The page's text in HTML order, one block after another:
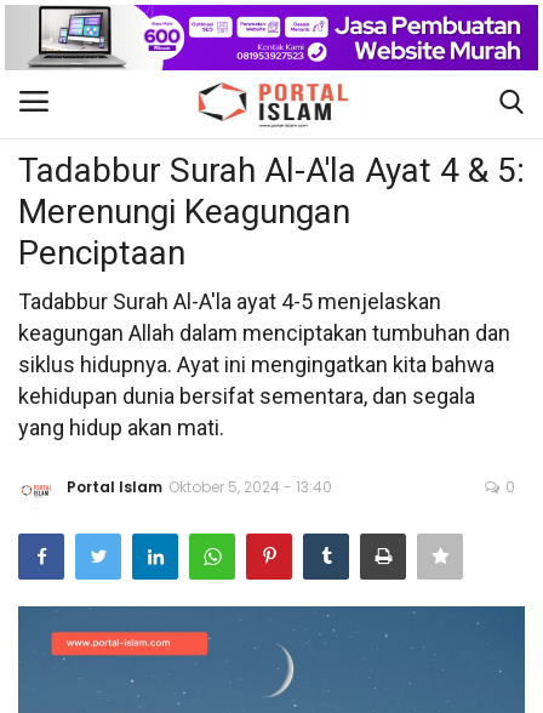
Gabung Daftar
Beranda
Berita Islam
Nasional
Bisnis
Internasional
Tadabbur Surah Al-A'la Ayat 4 & 5:
Merenungi Keagungan
Penciptaan
Tadabbur Surah Al-A'la ayat 4-5 menjelaskan
keagungan Allah dalam menciptakan tumbuhan dan
siklus hidupnya. Ayat ini mengingatkan kita bahwa
kehidupan dunia bersifat sementara, dan segala
yang hidup akan mati.
Portal Islam Oktober 5, 2024 - 13:40 0